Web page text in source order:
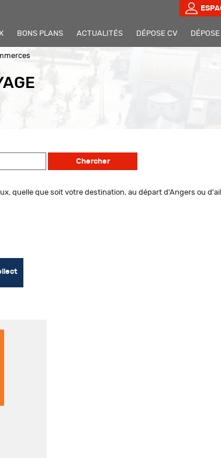
BONS PLANS ACTUALITÉS DÉPOSE CV
quelle que soit votre destination, au départ d'Angers ou